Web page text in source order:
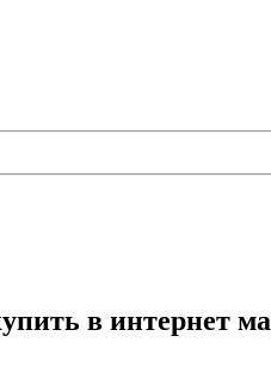
в интернет